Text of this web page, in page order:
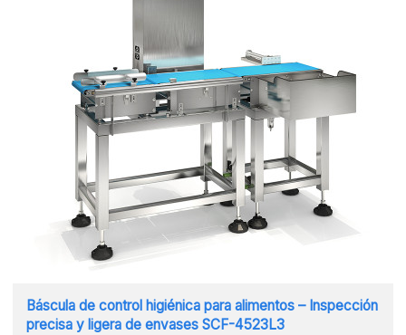
Báscula de control higiénica para alimentos – Inspección
precisa y ligera de envases SCF-4523L3